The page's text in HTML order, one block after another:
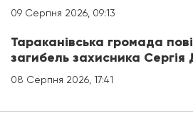
09 Серпня 2026, 09:13
Тараканівська громада
загибель захисника Сергія
08 Серпня 2026, 17:41